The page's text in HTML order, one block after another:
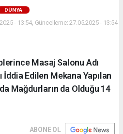
DÜNYA
- 13:54, Güncelleme: 27.05.2025 - 13:54
Masaj Salonu Adı
İddia Edilen Mekana Yapılan
Mağdurların da Olduğu 14
ABONE OL